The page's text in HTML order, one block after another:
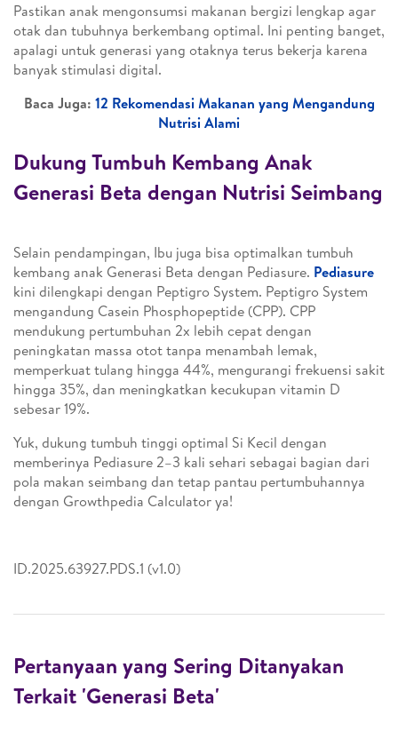
Pastikan anak mengonsumsi makanan bergizi lengkap agar
otak dan tubuhnya berkembang optimal. Ini penting banget,
apalagi untuk generasi yang otaknya terus bekerja karena
banyak stimulasi digital.
Baca Juga: 12 Rekomendasi Makanan yang Mengandung
Nutrisi Alami
Dukung Tumbuh Kembang Anak
Generasi Beta dengan Nutrisi Seimbang
Selain pendampingan, Ibu juga bisa optimalkan tumbuh
kembang anak Generasi Beta dengan Pediasure. Pediasure
kini dilengkapi dengan Peptigro System. Peptigro System
mengandung Casein Phosphopeptide (CPP). CPP
mendukung pertumbuhan 2x lebih cepat dengan
peningkatan massa otot tanpa menambah lemak,
memperkuat tulang hingga 44%, mengurangi frekuensi sakit
hingga 35%, dan meningkatkan kecukupan vitamin D
sebesar 19%.
Yuk, dukung tumbuh tinggi optimal Si Kecil dengan
memberinya Pediasure 2–3 kali sehari sebagai bagian dari
pola makan seimbang dan tetap pantau pertumbuhannya
dengan Growthpedia Calculator ya!
ID.2025.63927.PDS.1 (v1.0)
Pertanyaan yang Sering Ditanyakan
Terkait 'Generasi Beta'